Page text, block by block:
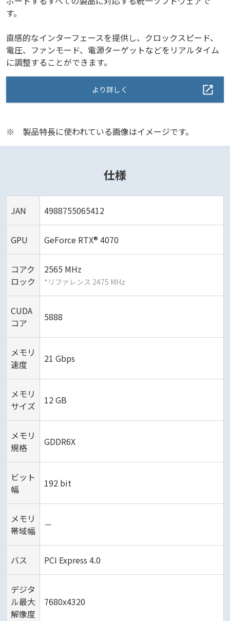
す。
直感的なインターフェースを提供し、クロックスピード、
電圧、ファンモード、電源ターゲットなどをリアルタイム
に調整することができます。
より詳しく
※ 製品特長に使われている画像はイメージです。
仕様
JAN 4988755065412
GPU GeForce RTX® 4070
コアク
ロック
2565 MHz
*リファレンス 2475 MHz
CUDA
コア
5888
メモリ
速度
21 Gbps
メモリ
サイズ
12 GB
メモリ
規格
GDDR6X
ビット
幅
192 bit
メモリ
帯域幅
－
バス PCI Express 4.0
デジタ
ル最大
解像度
7680x4320